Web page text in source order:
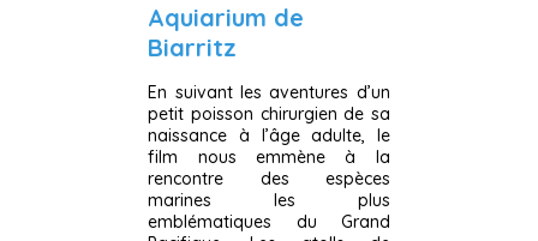
Aquiarium de
Biarritz
En suivant les aventures d’un
petit poisson chirurgien de sa
naissance à l’âge adulte, le
film nous emmène à la
rencontre des espèces
marines les plus
emblématiques du Grand